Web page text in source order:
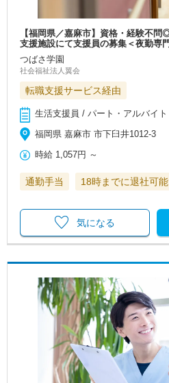
【福岡県／嘉麻市】資格・経験不
支援施設にて支援員の募集＜夜勤専
つばさ学園
社会福祉法人翼会
転職支援サービス経由
生活支援員 / パート・アルバイト
福岡県 嘉麻市 市下臼井1012-3
時給 1,057円 ～
通勤手当 18時までに退社可能
気になる